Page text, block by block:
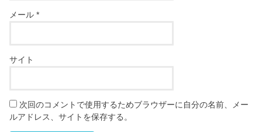
メール*
サイト
次回のコメントで使用するためブラウザーに自分の名前、メー
ルアドレス、サイトを保存する。